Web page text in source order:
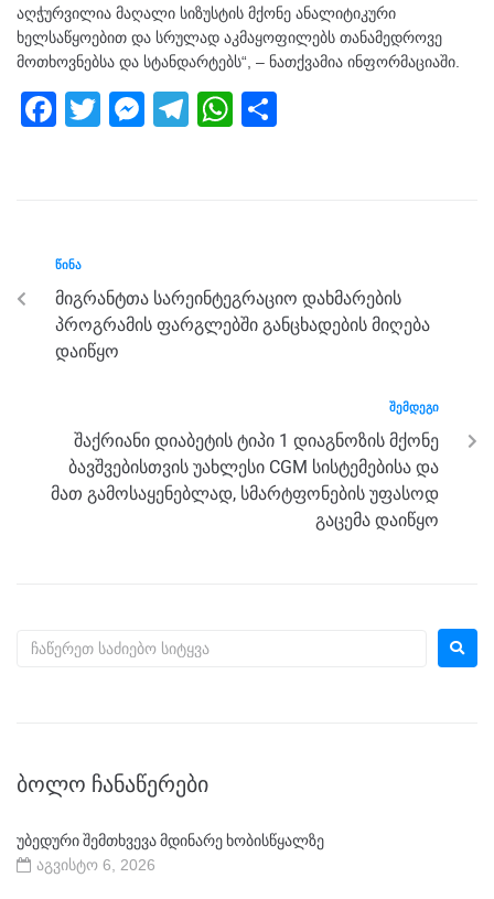
აღჭურვილია მაღალი სიზუსტის მქონე ანალიტიკური
ხელსაწყოებით და სრულად აკმაყოფილებს თანამედროვე
მოთხოვნებსა და სტანდარტებს“, – ნათქვამია ინფორმაციაში.
F
b
o
o
k
T
M
g
er
T
m
W
p
p
ᲬᲘᲜᲐ
მიგრანტთა სარეინტეგრაციო დახმარების
პროგრამის ფარგლებში განცხადების მიღება
დაიწყო
ᲨᲔᲛᲓᲔᲒᲘ
შაქრიანი დიაბეტის ტიპი 1 დიაგნოზის მქონე
ბავშვებისთვის უახლესი CGM სისტემებისა და
მათ გამოსაყენებლად, სმარტფონების უფასოდ
გაცემა დაიწყო
ᲑᲝᲚᲝ ᲩᲐᲜᲐᲬᲔᲠᲔᲑᲘ
უბედური შემთხვევა მდინარე ხობისწყალზე
აგვისტო 6, 2026